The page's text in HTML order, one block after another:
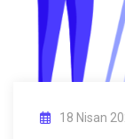
18 Nisan